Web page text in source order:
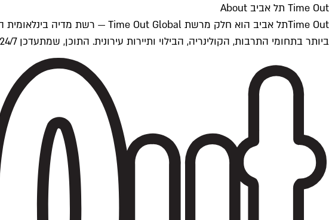
Time Out תל אביב About
ביותר בתחומי התרבות, הקולינריה, הבילוי ותיירות עירונית. התוכן, שמתעדכן 24/7, נכתב ונערך על ידי צוות עיתונאים מקצועי מקומי בישראל, בהתאם לסטנדרטים של Time Out העולמית.